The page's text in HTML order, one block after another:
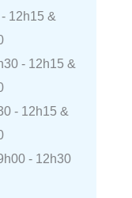
12h15 &
- 12h15 &
- 12h15 &
- 12h30